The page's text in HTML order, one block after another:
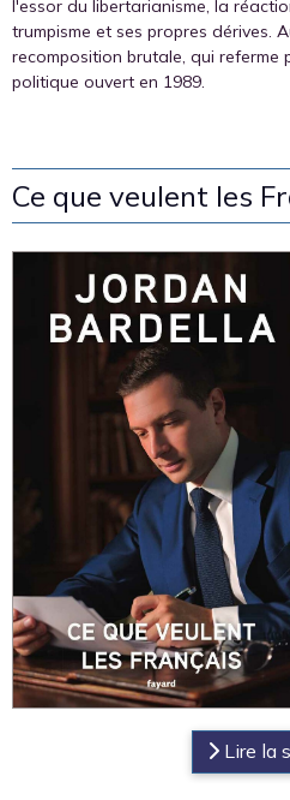
l'essor du libertarianisme, la
trumpisme et ses propres dérives.
recomposition brutale, qui referme
politique ouvert en 1989.
Ce que veulent les
Lire la